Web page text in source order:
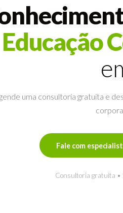
Educação
uma consultoria gratuita e
Fale com especialist
Consultoria gratuita •